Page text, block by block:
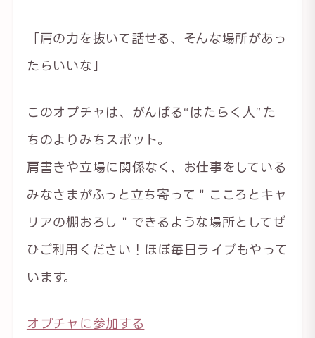
「肩の力を抜いて話せる、そんな場所があっ
たらいいな」
このオプチャは、がんばる“はたらく人”た
ちのよりみちスポット。
肩書きや立場に関係なく、お仕事をしている
みなさまがふっと立ち寄って＂こころとキャ
リアの棚おろし＂できるような場所としてぜ
ひご利用ください！ほぼ毎日ライブもやって
います。
オプチャに参加する